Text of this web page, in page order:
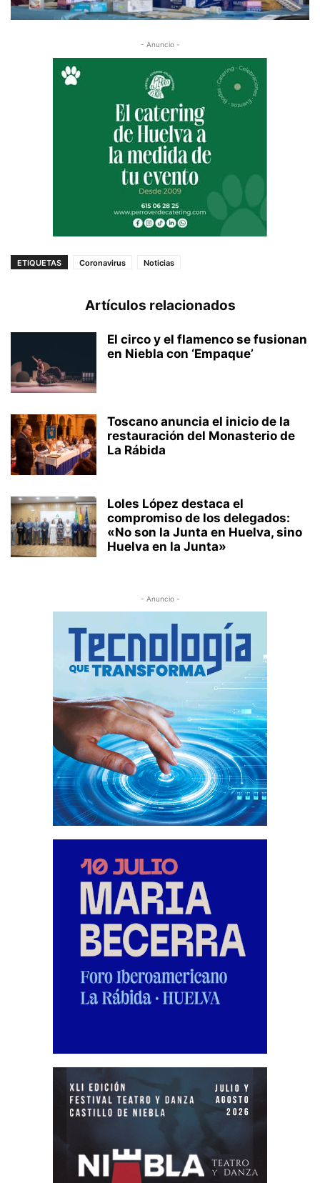
- Anuncio -
ETIQUETAS Coronavirus Noticias
Artículos relacionados
El circo y el flamenco se fusionan
en Niebla con ‘Empaque’
Toscano anuncia el inicio de la
restauración del Monasterio de
La Rábida
Loles López destaca el
compromiso de los delegados:
«No son la Junta en Huelva, sino
Huelva en la Junta»
- Anuncio -